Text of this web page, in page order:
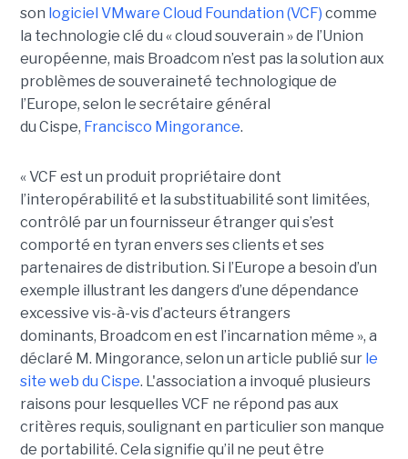
son logiciel VMware Cloud Foundation (VCF) comme
la technologie clé du « cloud souverain » de l’Union
européenne, mais Broadcom n’est pas la solution aux
problèmes de souveraineté technologique de
l’Europe, selon le secrétaire général
du Cispe, Francisco Mingorance.
« VCF est un produit propriétaire dont
l’interopérabilité et la substituabilité sont limitées,
contrôlé par un fournisseur étranger qui s’est
comporté en tyran envers ses clients et ses
partenaires de distribution. Si l’Europe a besoin d’un
exemple illustrant les dangers d’une dépendance
excessive vis-à-vis d’acteurs étrangers
dominants, Broadcom en est l’incarnation même », a
déclaré M. Mingorance, selon un article publié sur le
site web du Cispe. L'association a invoqué plusieurs
raisons pour lesquelles VCF ne répond pas aux
critères requis, soulignant en particulier son manque
de portabilité. Cela signifie qu’il ne peut être